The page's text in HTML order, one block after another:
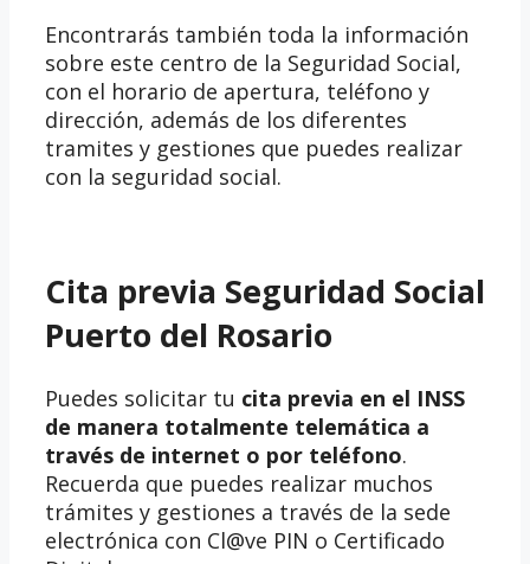
Encontrarás también toda la información
sobre este centro de la Seguridad Social,
con el horario de apertura, teléfono y
dirección, además de los diferentes
tramites y gestiones que puedes realizar
con la seguridad social.
Cita previa Seguridad Social
Puerto del Rosario
Puedes solicitar tu cita previa en el INSS
de manera totalmente telemática a
través de internet o por teléfono.
Recuerda que puedes realizar muchos
trámites y gestiones a través de la sede
electrónica con Cl@ve PIN o Certificado